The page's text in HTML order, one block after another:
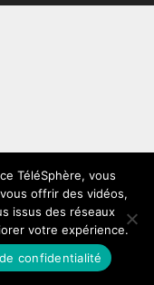
TéléSphère, vous
offrir des vidéos,
issus des réseaux
votre expérience.
confidentialité